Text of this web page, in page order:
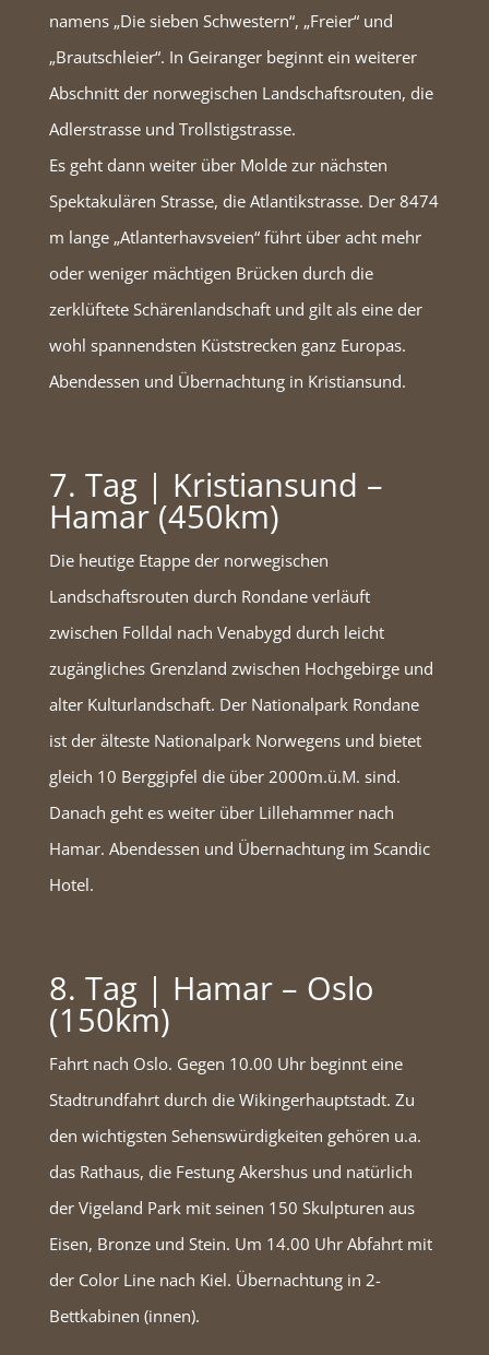
namens „Die sieben Schwestern“, „Freier“ und
„Brautschleier“. In Geiranger beginnt ein weiterer
Abschnitt der norwegischen Landschaftsrouten, die
Adlerstrasse und Trollstigstrasse.
Es geht dann weiter über Molde zur nächsten
Spektakulären Strasse, die Atlantikstrasse. Der 8474
m lange „Atlanterhavsveien“ führt über acht mehr
oder weniger mächtigen Brücken durch die
zerklüftete Schärenlandschaft und gilt als eine der
wohl spannendsten Küststrecken ganz Europas.
Abendessen und Übernachtung in Kristiansund.
7. Tag | Kristiansund –
Hamar (450km)
Die heutige Etappe der norwegischen
Landschaftsrouten durch Rondane verläuft
zwischen Folldal nach Venabygd durch leicht
zugängliches Grenzland zwischen Hochgebirge und
alter Kulturlandschaft. Der Nationalpark Rondane
ist der älteste Nationalpark Norwegens und bietet
gleich 10 Berggipfel die über 2000m.ü.M. sind.
Danach geht es weiter über Lillehammer nach
Hamar. Abendessen und Übernachtung im Scandic
Hotel.
8. Tag | Hamar – Oslo
(150km)
Fahrt nach Oslo. Gegen 10.00 Uhr beginnt eine
Stadtrundfahrt durch die Wikingerhauptstadt. Zu
den wichtigsten Sehenswürdigkeiten gehören u.a.
das Rathaus, die Festung Akershus und natürlich
der Vigeland Park mit seinen 150 Skulpturen aus
Eisen, Bronze und Stein. Um 14.00 Uhr Abfahrt mit
der Color Line nach Kiel. Übernachtung in 2-
Bettkabinen (innen).